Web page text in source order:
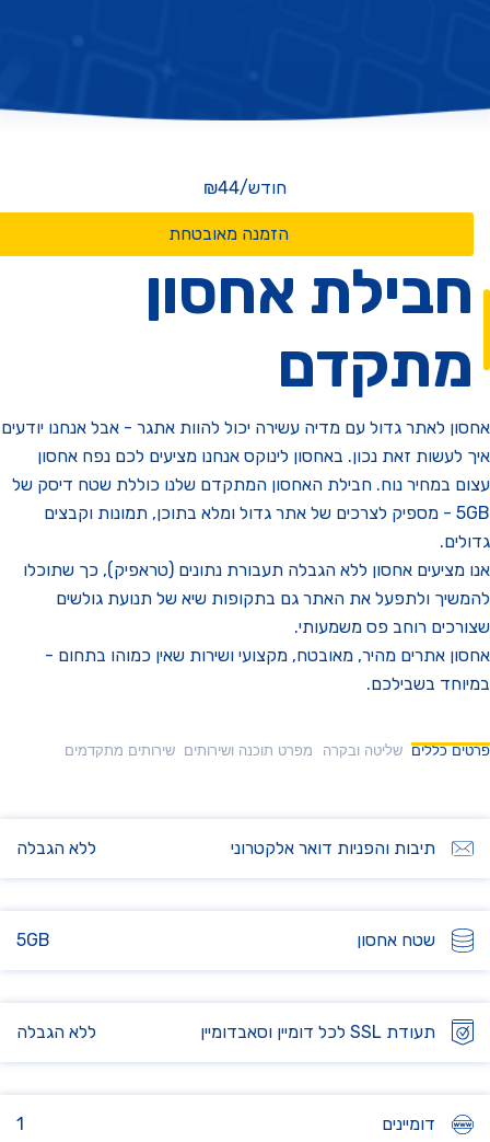
₪44/חודש
הזמנה מאובטחת
אחסון
לאתר גדול עם מדיה עשירה יכול להוות אתגר - אבל אנחנו יודעים
זאת נכון. באחסון לינוקס אנחנו מציעים לכם נפח אחסון
במחיר נוח. חבילת האחסון המתקדם שלנו כוללת שטח דיסק של
5GB - מספיק לצרכים של אתר גדול ומלא בתוכן, תמונות וקבצים
מציעים אחסון ללא הגבלה תעבורת נתונים (טראפיק), כך שתוכלו
ולתפעל את האתר גם בתקופות שיא של תנועת גולשים
רוחב פס משמעותי.
אתרים מהיר, מאובטח, מקצועי ושירות שאין כמוהו בתחום -
בשבילכם.
כללים שליטה ובקרה מפרט תוכנה ושירותים שירותים מתקדמים
תיבות והפניות דואר אלקטרוני ללא הגבלה
שטח אחסון 5GB
תעודת SSL לכל דומיין וסאבדומיין ללא הגבלה
דומיינים